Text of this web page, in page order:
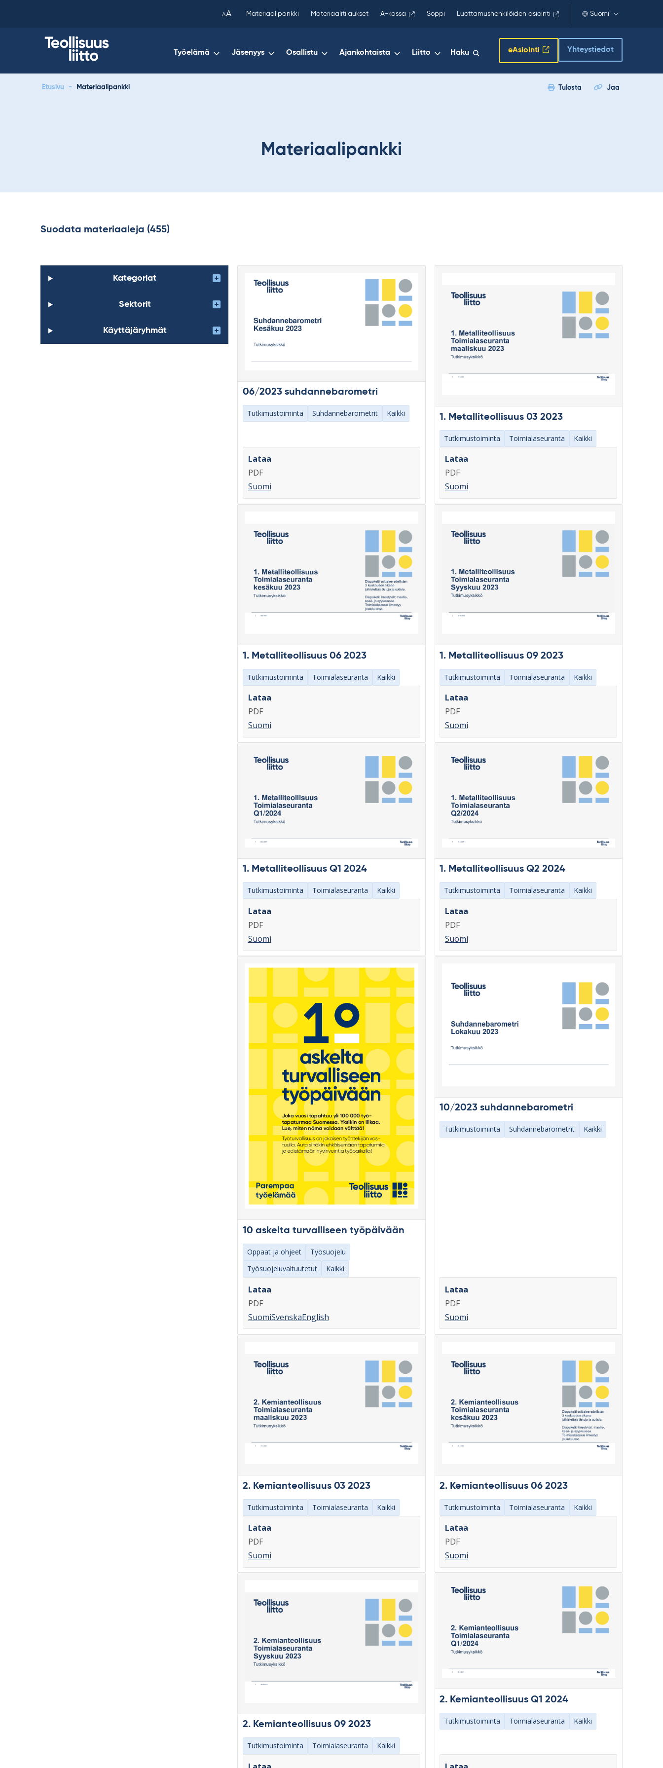
AA Materiaalipankki Materiaalitilaukset A-kassa Soppi Luottamushenkilöiden asiointi Suomi
Työelämä Jäsenyys Osallistu Ajankohtaista Liitto Haku eAsiointi Yhteystiedot
Etusivu - Materiaalipankki Tulosta Jaa
Materiaalipankki
Suodata materiaaleja (455)
Kategoriat
Sektorit
Käyttäjäryhmät
06/2023 suhdannebarometri
Tutkimustoiminta Suhdannebarometrit Kaikki
Lataa
PDF
Suomi
1. Metalliteollisuus 03 2023
Tutkimustoiminta Toimialaseuranta Kaikki
Lataa
PDF
Suomi
1. Metalliteollisuus 06 2023
Tutkimustoiminta Toimialaseuranta Kaikki
Lataa
PDF
Suomi
1. Metalliteollisuus 09 2023
Tutkimustoiminta Toimialaseuranta Kaikki
Lataa
PDF
Suomi
1. Metalliteollisuus Q1 2024
Tutkimustoiminta Toimialaseuranta Kaikki
Lataa
PDF
Suomi
1. Metalliteollisuus Q2 2024
Tutkimustoiminta Toimialaseuranta Kaikki
Lataa
PDF
Suomi
10 askelta turvalliseen työpäivään
Oppaat ja ohjeet
Työsuojelu
Työsuojeluvaltuutetut
Kaikki
Lataa
PDF
SuomiSvenskaEnglish
10/2023 suhdannebarometri
Tutkimustoiminta Suhdannebarometrit Kaikki
Lataa
PDF
Suomi
2. Kemianteollisuus 03 2023
Tutkimustoiminta Toimialaseuranta Kaikki
Lataa
PDF
Suomi
2. Kemianteollisuus 06 2023
Tutkimustoiminta Toimialaseuranta Kaikki
Lataa
PDF
Suomi
2. Kemianteollisuus 09 2023
Tutkimustoiminta Toimialaseuranta Kaikki
2. Kemianteollisuus Q1 2024
Tutkimustoiminta Toimialaseuranta Kaikki
copied
your
clipboard.)